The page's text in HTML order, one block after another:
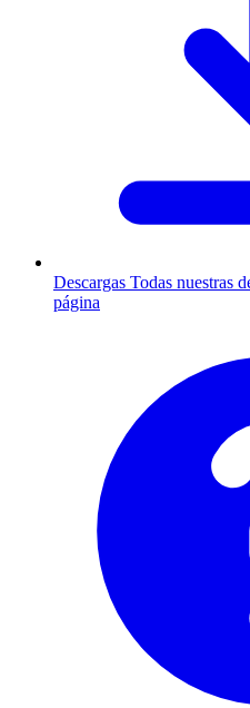
Descargas Todas nuestras
página